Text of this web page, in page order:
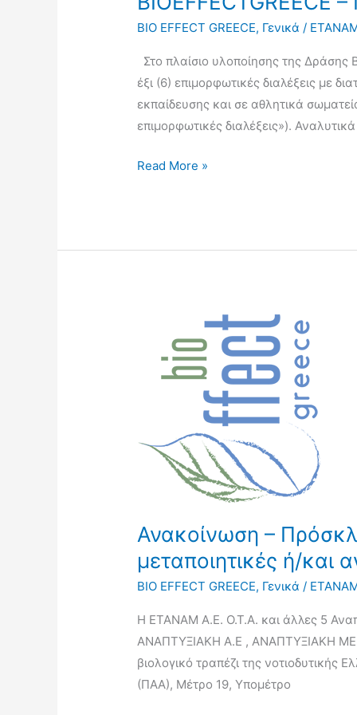
BIO EFFECT GREECE, Γενικά /
Στο πλαίσιο υλοποίησης της Δράσης
έξι (6) επιμορφωτικές διαλέξεις με
εκπαίδευσης και σε αθλητικά
επιμορφωτικές διαλέξεις»).
σωματείων
επιμορφωτικές
διαλέξεις,
BIOEFFECTGREECE
–
2014-
Read More »
Ανακοίνωση –
μεταποιητικές ή/και
BIO EFFECT GREECE, Γενικά /
Η ETANAM Α.Ε. Ο.Τ.Α. και άλλες 5
ΑΝΑΠΤΥΞΙΑΚΗ Α.Ε , ΑΝΑΠΤΥΞΙΑΚΗ
βιολογικό τραπέζι της νοτιοδυτικής
(ΠΑΑ), Μέτρο 19, Υπομέτρο
Ανακοίνωση
Πρόσκληση
εκπαιδευτικές
επισκέψεις
ή/
και
αγροτουριστικές